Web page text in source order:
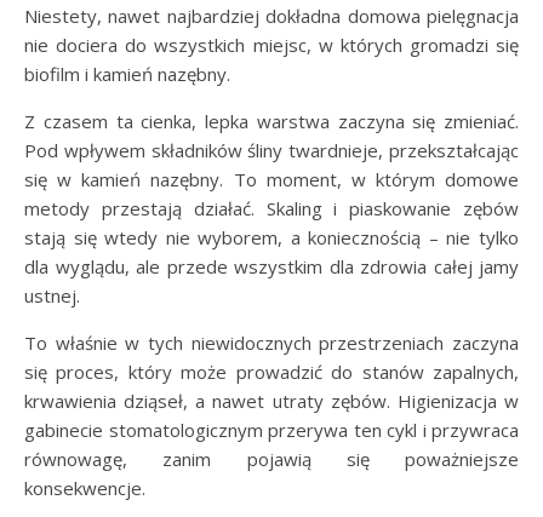
Niestety, nawet najbardziej dokładna domowa pielęgnacja
nie dociera do wszystkich miejsc, w których gromadzi się
biofilm i kamień nazębny.
Z czasem ta cienka, lepka warstwa zaczyna się zmieniać.
Pod wpływem składników śliny twardnieje, przekształcając
się w kamień nazębny. To moment, w którym domowe
metody przestają działać. Skaling i piaskowanie zębów
stają się wtedy nie wyborem, a koniecznością – nie tylko
dla wyglądu, ale przede wszystkim dla zdrowia całej jamy
ustnej.
To właśnie w tych niewidocznych przestrzeniach zaczyna
się proces, który może prowadzić do stanów zapalnych,
krwawienia dziąseł, a nawet utraty zębów. Higienizacja w
gabinecie stomatologicznym przerywa ten cykl i przywraca
równowagę, zanim pojawią się poważniejsze
konsekwencje.